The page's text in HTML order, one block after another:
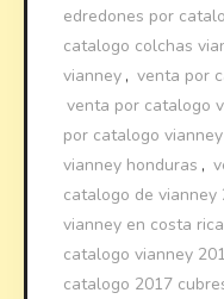
edredones por
catalogo colchas
vianney , venta por
venta por catalogo
por catalogo
vianney honduras ,
catalogo de vianney
vianney en costa rica
catalogo vianney
catalogo 2017